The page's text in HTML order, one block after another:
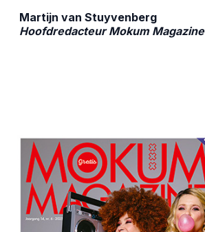
Martijn van Stuyvenberg
Hoofdredacteur Mokum Magazine